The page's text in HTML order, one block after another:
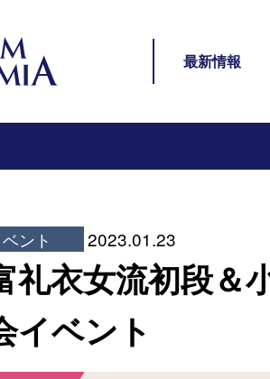
サイト内
最新情報
ント 2023.01.23
礼衣女流初段＆
イベント